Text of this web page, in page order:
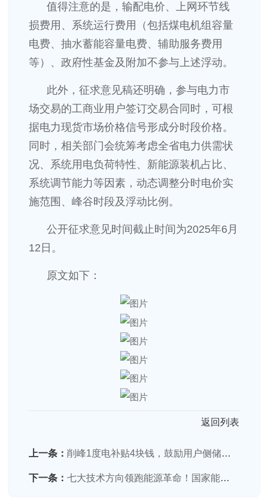
值得注意的是，输配电价、上网环节线
损费用、系统运行费用（包括煤电机组容量
电费、抽水蓄能容量电费、辅助服务费用
等）、政府性基金及附加不参与上述浮动。
此外，征求意见稿还明确，参与电力市
场交易的工商业用户签订交易合同时，可根
据电力现货市场价格信号形成分时段价格。
同时，相关部门会统筹考虑全省电力供需状
况、系统用电负荷特性、新能源装机占比、
系统调节能力等因素，动态调整分时电价实
施范围、峰谷时段及浮动比例。
公开征求意见时间截止时间为2025年6月
12日。
原文如下：
返回列表
上一条：削峰1度电补贴4块钱，鼓励用户侧储能参与需求响应！浙江迎峰度夏方案发布
下一条：七大技术方向领跑能源革命！国家能源局新型电力系统建设试点启动